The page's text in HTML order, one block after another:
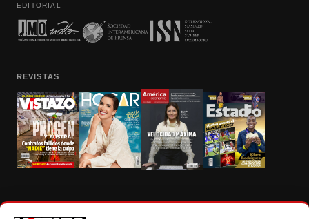
EDITORIAL
REVISTAS